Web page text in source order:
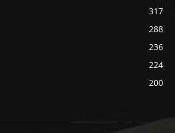
317
288
236
224
200